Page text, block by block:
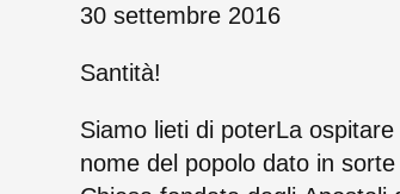
30 settembre 2016
Santità!
Siamo lieti di poterLa
nome del popolo dato in